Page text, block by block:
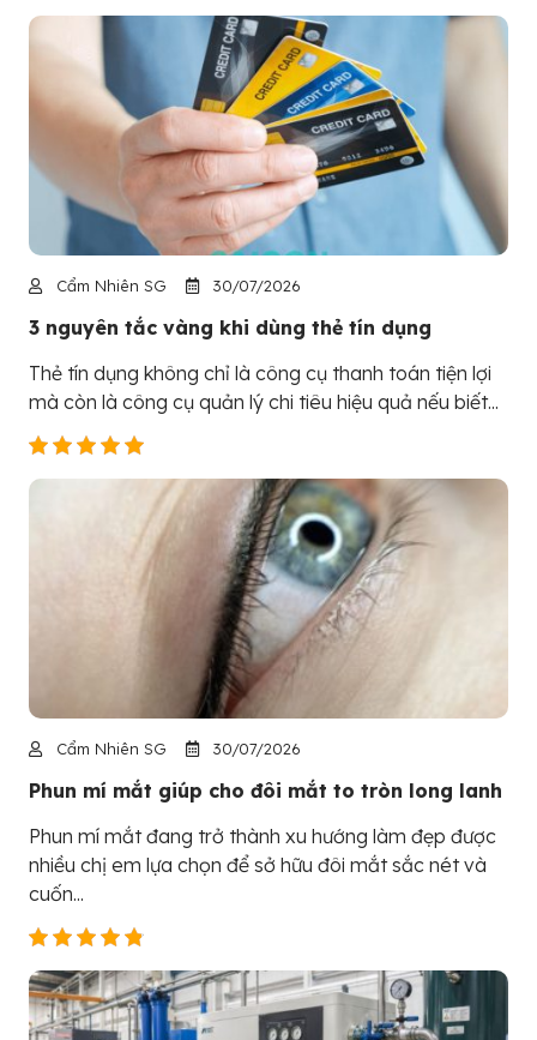
Cẩm Nhiên SG 30/07/2026
3 nguyên tắc vàng khi dùng thẻ tín dụng
Thẻ tín dụng không chỉ là công cụ thanh toán tiện lợi
mà còn là công cụ quản lý chi tiêu hiệu quả nếu biết...
Cẩm Nhiên SG 30/07/2026
Phun mí mắt giúp cho đôi mắt to tròn long lanh
Phun mí mắt đang trở thành xu hướng làm đẹp được
nhiều chị em lựa chọn để sở hữu đôi mắt sắc nét và
cuốn...